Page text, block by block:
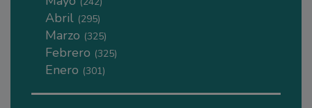
Abril (295)
Marzo (325)
Febrero (325)
Enero (301)